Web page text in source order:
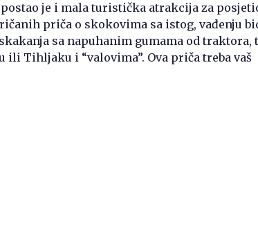
je i mala turistička atrakcija za
priča o skokovima sa istog, vađenju
sa napuhanim gumama od traktora,
ili Tihljaku i “valovima”. Ova priča treba vaš